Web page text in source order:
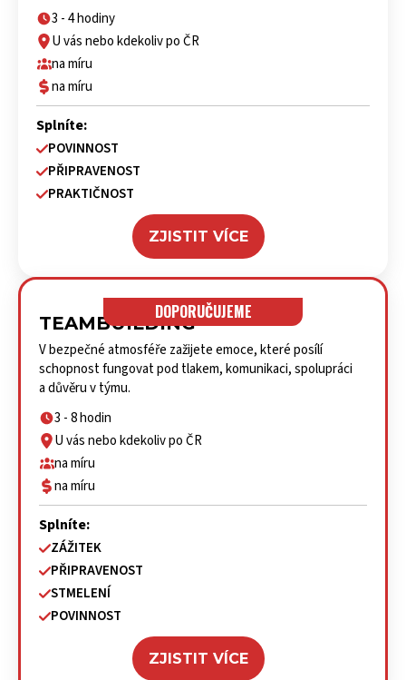
3 - 4 hodiny
U vás nebo kdekoliv po ČR
na míru
na míru
Splníte:
POVINNOST
PŘIPRAVENOST
PRAKTIČNOST
ZJISTIT VÍCE
DOPORUČUJEME
TEAMBUILDING
V bezpečné atmosféře zažijete emoce, které posílí
schopnost fungovat pod tlakem, komunikaci, spolupráci
a důvěru v týmu.
3 - 8 hodin
U vás nebo kdekoliv po ČR
na míru
na míru
Splníte:
ZÁŽITEK
PŘIPRAVENOST
STMELENÍ
POVINNOST
ZJISTIT VÍCE